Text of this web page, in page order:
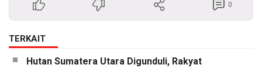
0
TERKAIT
Hutan Sumatera Utara Digunduli, Rakyat